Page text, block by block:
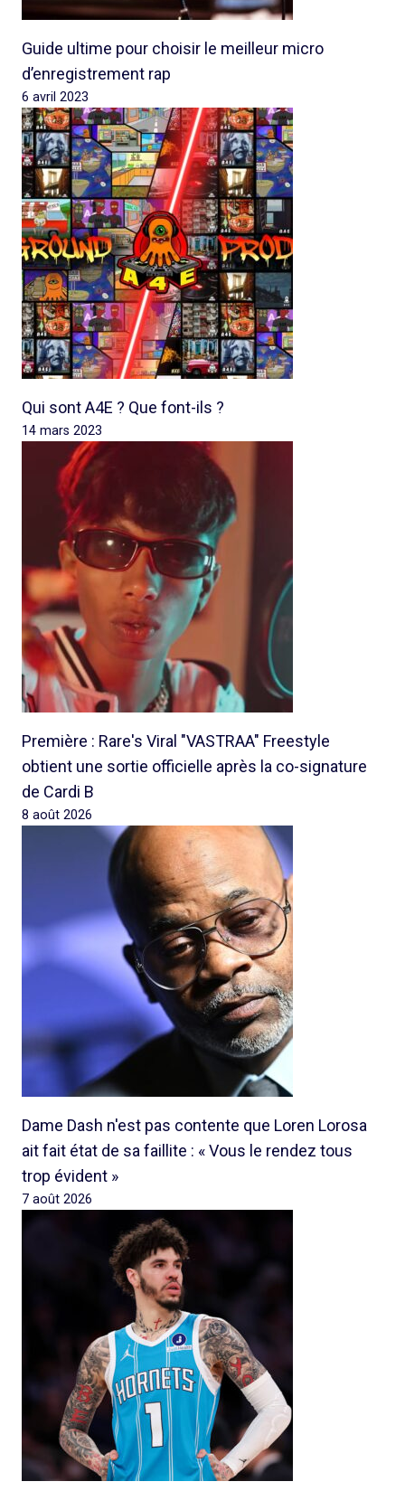
Guide ultime pour choisir le meilleur micro
d’enregistrement rap
6 avril 2023
Qui sont A4E ? Que font-ils ?
14 mars 2023
Première : Rare's Viral "VASTRAA" Freestyle
obtient une sortie officielle après la co-signature
de Cardi B
8 août 2026
Dame Dash n'est pas contente que Loren Lorosa
ait fait état de sa faillite : « Vous le rendez tous
trop évident »
7 août 2026